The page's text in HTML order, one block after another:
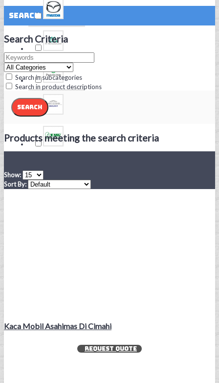
Search
Search Criteria
Search in subcategories
Search in product descriptions
Products meeting the search criteria
Show:
Sort By:
Kaca Mobil Asahimas Di Cimahi
REQUEST QUOTE